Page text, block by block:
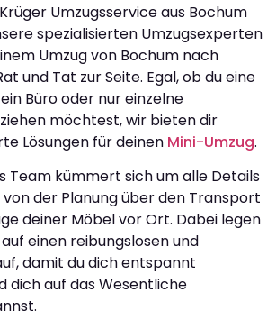
Umzugsservice aus Bochum
spezialisierten Umzugsexperten
Umzug von Bochum nach
und Tat zur Seite. Egal, ob du eine
Büro oder nur einzelne
möchtest, wir bieten dir
Lösungen für deinen Mini-Umzug.
Team kümmert sich um alle Details
von der Planung über den Transport
deiner Möbel vor Ort. Dabei legen
einen reibungslosen und
damit du dich entspannt
dich auf das Wesentliche